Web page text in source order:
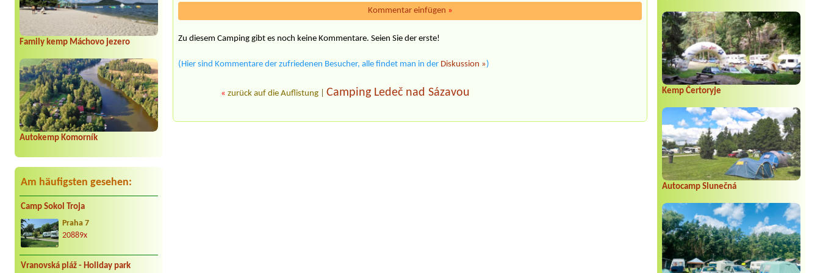
Family kemp Máchovo jezero
Autokemp Komorník
Am häufigsten gesehen:
Camp Sokol Troja
Praha 7
20889x
Vranovská pláž - Holiday park
Kemp Čertoryje
Autocamp Slunečná
Kommentar einfügen »
Zu diesem Camping gibt es noch keine Kommentare. Seien Sie der erste!
(Hier sind Kommentare der zufriedenen Besucher, alle findet man in der Diskussion »)
«zurück auf die Auflistung |Camping Ledeč nad Sázavou